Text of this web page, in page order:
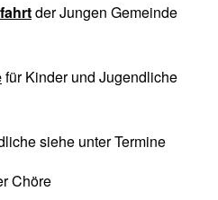
der Jungen Gemeinde
für Kinder und Jugendliche
siehe unterTermine
Chöre